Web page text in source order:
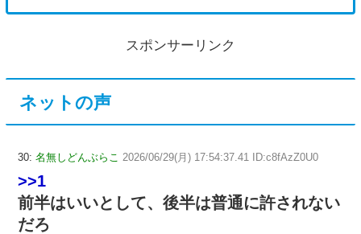
スポンサーリンク
ネットの声
30: 名無しどんぶらこ 2026/06/29(月) 17:54:37.41 ID:c8fAzZ0U0
>>1
前半はいいとして、後半は普通に許されない
だろ